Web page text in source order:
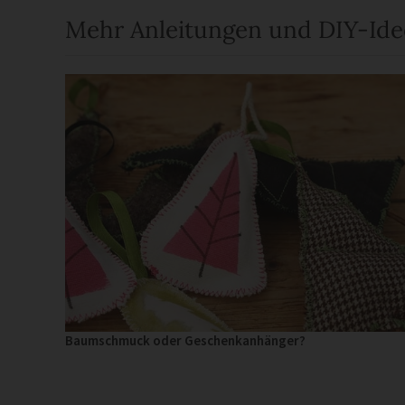
Mehr Anleitungen und DIY-
Baumschmuck oder Geschenkanhänger?